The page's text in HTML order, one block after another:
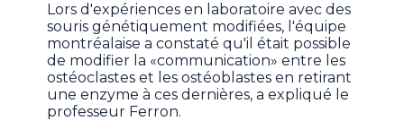
Lors d'expériences en laboratoire avec des
souris génétiquement modifiées, l'équipe
montréalaise a constaté qu'il était possible
de modifier la «communication» entre les
ostéoclastes et les ostéoblastes en retirant
une enzyme à ces dernières, a expliqué le
professeur Ferron.